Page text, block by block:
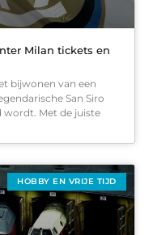
Milan tickets en
bijwonen van een
San Siro
wordt. Met de juiste
HOBBY EN VRIJE TIJD